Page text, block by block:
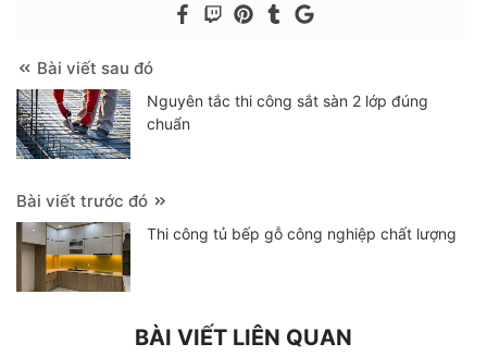
Bài viết sau đó
Nguyên tắc thi công sắt sàn 2 lớp đúng
chuẩn
Bài viết trước đó
Thi công tủ bếp gỗ công nghiệp chất lượng
BÀI VIẾT LIÊN QUAN